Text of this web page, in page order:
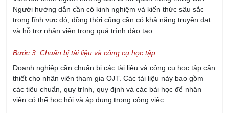
Người hướng dẫn cần có kinh nghiệm và kiến thức sâu sắc
trong lĩnh vực đó, đồng thời cũng cần có khả năng truyền đạt
và hỗ trợ nhân viên trong quá trình đào tạo.
Bước 3: Chuẩn bị tài liệu và công cụ học tập
Doanh nghiệp cần chuẩn bị các tài liệu và công cụ học tập cần
thiết cho nhân viên tham gia OJT. Các tài liệu này bao gồm
các tiêu chuẩn, quy trình, quy định và các bài học để nhân
viên có thể học hỏi và áp dụng trong công việc.